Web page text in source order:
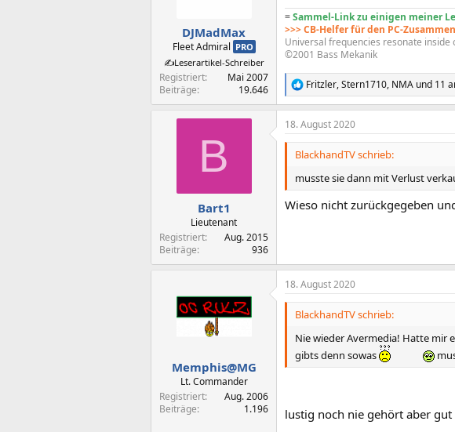
e
n
:
DJMadMax
Fleet Admiral PRO
✍️Leserartikel-Schreiber
Registriert
Mai 2007
Beiträge
19.646
=Sammel-Link zu einigen meiner
>>> CB-Helfer für den PC-
Universal frequencies resonate inside
©2001 Bass Mekanik
R
e
a
k
t
e
n
Fritzler,Stern1710, NMA und 11
B
Bart1
Lieutenant
Registriert
Aug. 2015
Beiträge
936
18. August 2020
BlackhandTV schrieb:
musste sie dann mit Verlust
Wieso nicht zurückgegeben
Memphis@MG
Lt. Commander
Registriert
Aug. 2006
Beiträge
1.196
18. August 2020
BlackhandTV schrieb:
Nie wieder Avermedia! Hatte mir
gibts denn sowas
lustig noch nie gehört aber